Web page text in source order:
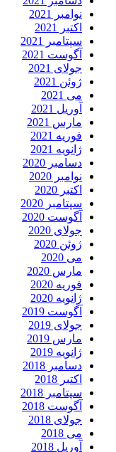
نوامبر 2021
اکتبر 2021
سپتامبر 2021
آگوست 2021
جولای 2021
ژوئن 2021
می 2021
آوریل 2021
مارس 2021
فوریه 2021
ژانویه 2021
دسامبر 2020
نوامبر 2020
اکتبر 2020
سپتامبر 2020
آگوست 2020
جولای 2020
ژوئن 2020
می 2020
مارس 2020
فوریه 2020
ژانویه 2020
آگوست 2019
جولای 2019
مارس 2019
ژانویه 2019
دسامبر 2018
اکتبر 2018
سپتامبر 2018
آگوست 2018
جولای 2018
می 2018
آوریل 2018